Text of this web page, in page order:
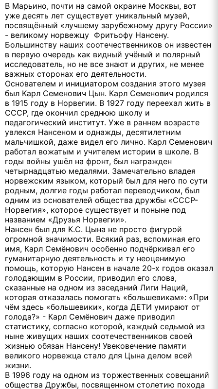
В Марьино, почти на самой окраине Москвы, вот
уже десять лет существует уникальный музей,
посвящённый «лучшему зарубежному другу России»
- великому норвежцу Фритьофу Нансену.
Большинству наших соотечественников он известен
в первую очередь как видный учёный и полярный
исследователь, но не все знают и других, не менее
важных сторонах его деятельности.
Основателем и инициатором создания этого музея
был Карл Семенович Цын. Карл Семенович родился
в 1915 году в Норвегии. В 1927 году переехал жить в
СССР, где окончил среднюю школу и
педагогический институт. Уже в раннем возрасте
увлекся Нансеном и однажды, десятилетним
мальчишкой, даже видел его лично. Карл Семенович
работал вожатым и учителем истории в школе. В
годы войны ушёл на фронт, был награжден
четырнадцатью медалями. Замечательно владея
норвежским языком, который был для него по сути
родным, долгие годы работал переводчиком, был
одним из основателей общества дружбы «СССР-
Норвегия», которое существует и поныне под
названием «Друзья Норвегии».
Нансен был для К.С. Цына не просто фигурой
огромной значимости. Всякий раз, вспоминая его
имя, Карл Семёнович особенно подчёркивал его
гуманитарную деятельность и ту неоценимую
помощь, которую Нансен в начале 20-х годов оказал
голодающим в России, приводил его слова,
сказанные на одном из заседаний Лиги Наций,
которая отказалась помогать «большевикам»: «При
чём здесь «большевики», когда ДЕТИ умирают от
голода?» - Карл Семёнович даже приводил
статистику, согласно которой, каждый седьмой из
ныне живущих наших соотечественников своей
жизнью обязан Нансену! Увековечение памяти
великого норвежца стало для Цына делом всей
жизни.
В 1996 году на одном из торжественных совещаний
общества Дружбы, посвященном столетию похода